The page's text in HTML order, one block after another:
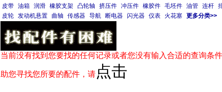
皮带 油箱 润滑 橡胶支架 凸轮轴 挤压件 冲压件 橡胶件 毛坯件 油管 连杆
皮轮 发动机悬置 曲轴 传感器 导航 断电器 闪光器 仪表 火花塞 更多分类>>
当前没有找到您要找的任何记录或者您没有输入合适的查询条
助您寻找您所要的配件，请 点击